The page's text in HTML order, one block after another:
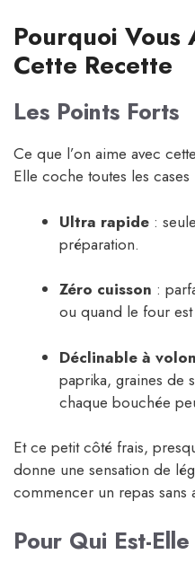
Pourquoi
Cette Recette
Les Points Forts
Ce que l’on aime avec
Elle coche toutes les cases
Ultra rapide :
préparation.
Zéro cuisson :
ou quand le four
Déclinable à
paprika, graines de
chaque bouchée
Et ce petit côté frais,
donne une sensation de
commencer un repas sans
Pour Qui Est-